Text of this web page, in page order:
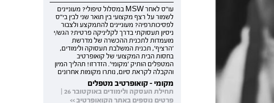
עו"ס לאחר MSW במסלול טיפולי? מעוניינים
לשמור על רצף מקצועי בין תואר שני לבין בי"ס
לפסיכותרפיה? מעוניינים להתמקצע ולצבור
ניסיון תעסוקתי בדרך לקליניקה פרטית? הגש/י
מועמדות לתכנית ההכשרה של מדרשת
'הרציף', תכנית המשלבת תעסוקה ולימודים,
בחסות הבית המקצועי של קואופרטיב
המטפלים הותיק 'מקומי'. הזדרזו! תהליך המיון
והקבלה לקראת סיום, נותרו מקומות אחרונים
מקומי - קואופרטיב מטפלים
תחילת העסקה ולימודים באוקטובר 26 |
פרטים נוספים באתר הקואופרטיב >>